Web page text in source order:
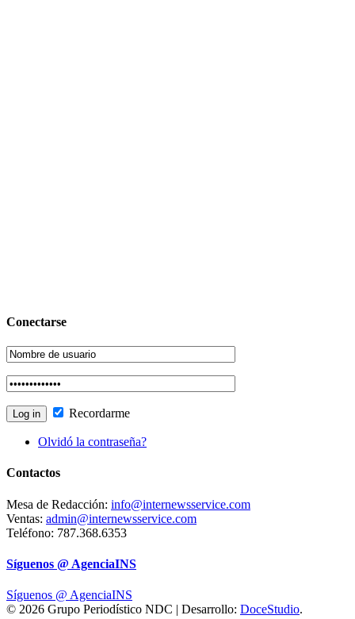
Conectarse
Recordarme
Olvidó la contraseña?
Contactos
Mesa de Redacción: info@internewsservice.com
Ventas: admin@internewsservice.com
Teléfono: 787.368.6353
Síguenos @ AgenciaINS
Síguenos @ AgenciaINS
© 2026 Grupo Periodístico NDC | Desarrollo: DoceStudio.